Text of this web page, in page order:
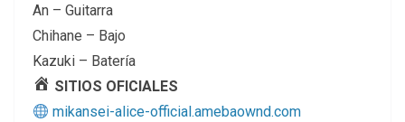
An – Guitarra
Chihane – Bajo
Kazuki – Batería
 SITIOS OFICIALES
mikansei-alice-official.amebaownd.com